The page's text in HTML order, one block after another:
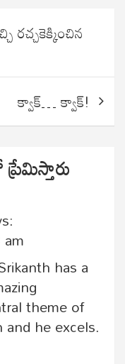
క్వాక్… క్వాక్!
has a
theme of
he excels.